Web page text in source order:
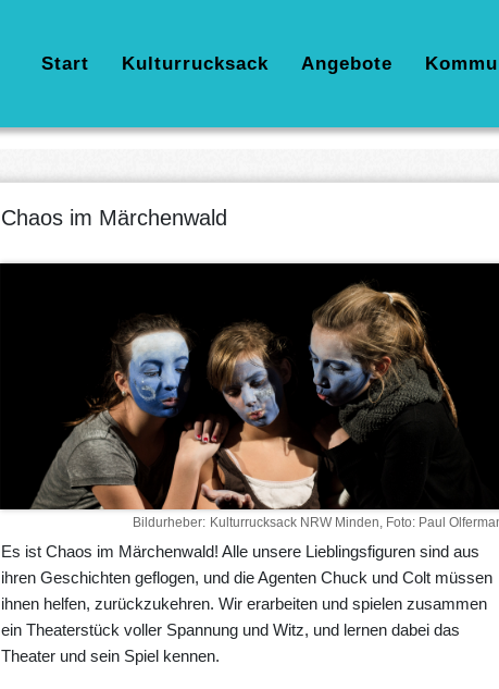
Hauptnavigation
Start Kulturrucksack Angebote
Chaos im Märchenwald
Bildurheber Kulturrucksack NRW Minden, Foto: Paul
Es ist Chaos im Märchenwald! Alle unsere Lieblingsfiguren sind aus
ihren Geschichten geflogen, und die Agenten Chuck und Colt müssen
ihnen helfen, zurückzukehren. Wir erarbeiten und spielen zusammen
ein Theaterstück voller Spannung und Witz, und lernen dabei das
Theater und sein Spiel kennen.